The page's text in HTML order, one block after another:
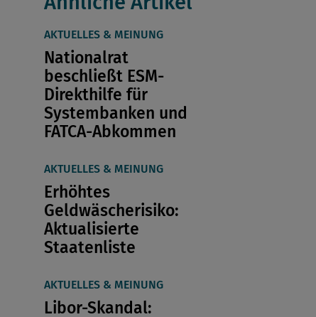
AKTUELLES & MEINUNG
Nationalrat
beschließt ESM-
Direkthilfe für
Systembanken und
FATCA-Abkommen
AKTUELLES & MEINUNG
Erhöhtes
Geldwäscherisiko:
Aktualisierte
Staatenliste
AKTUELLES & MEINUNG
Libor-Skandal: